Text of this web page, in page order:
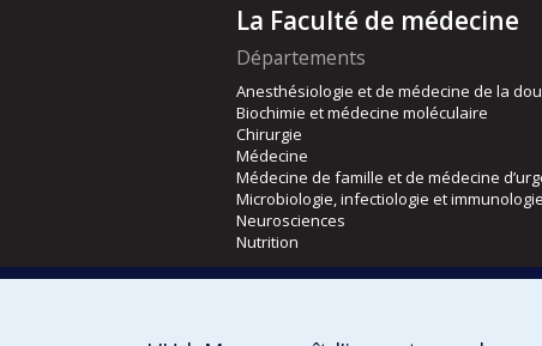
La Faculté de médecine
Départements
Anesthésiologie et de médecine de la
Biochimie et médecine moléculaire
Chirurgie
Médecine
Médecine de famille et de médecine
Microbiologie, infectiologie et immunologie
Neurosciences
Nutrition